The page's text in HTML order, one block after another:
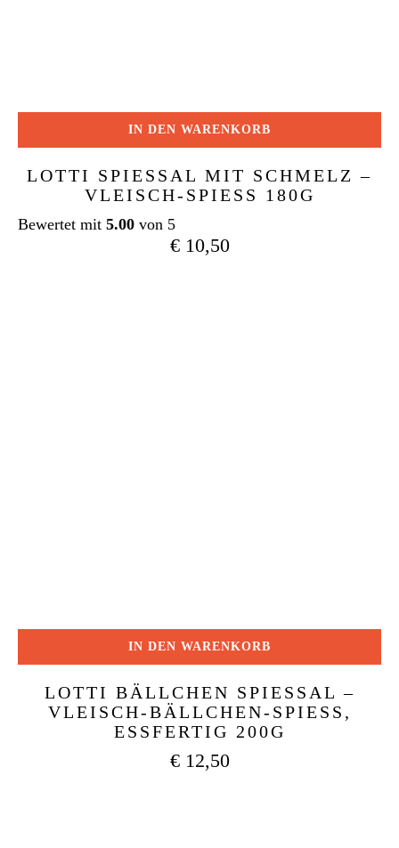
IN DEN WARENKORB
LOTTI SPIESSAL MIT SCHMELZ – V
LEISCH-SPIESS 180G
Bewertet mit 5.00 von 5
€10,50
IN DEN WARENKORB
LOTTI BÄLLCHEN SPIESSAL –
VLEISCH-BÄLLCHEN-SPIESS, ES
SFERTIG 200G
€12,50